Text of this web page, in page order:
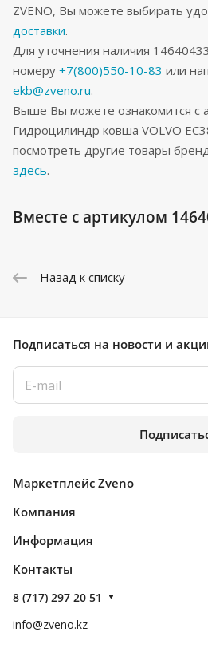
ZVENO, Вы можете выбирать
доставки.
Для уточнения наличия
номеру +7(800)550-10-83 или
ekb@zveno.ru.
Выше Вы можете ознакомится с
Гидроцилиндр ковша VOLVO
посмотреть другие товары
здесь.
Вместе с артикулом
Назад к списку
Подписаться на новости и
Маркетплейс Zveno
Компания
Информация
Контакты
8 (717) 297 20 51
info@zveno.kz